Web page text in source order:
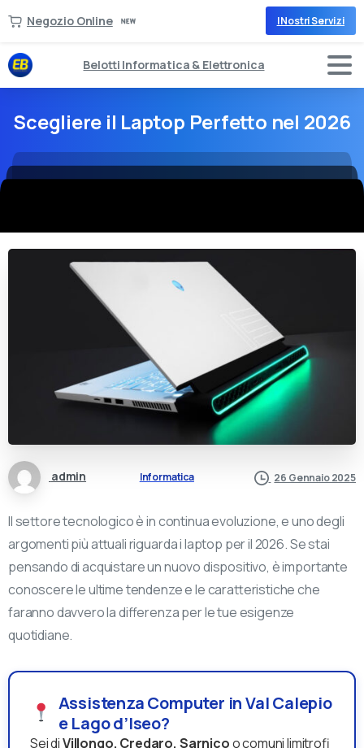
Negozio Online I Nostri Servizi
Belotti Informatica & Elettronica
Scegliere il Laptop Perfetto nel 2026
admin Informatica 26 Gennaio 2025
Il settore tecnologico è in continua evoluzione, e uno degli
argomenti più attuali riguarda i laptop per il 2026. Se stai
pensando di acquistare un nuovo dispositivo, è importante
conoscere le ultime tendenze e le caratteristiche che
faranno davvero la differenza per le tue esigenze
quotidiane.
Assistenza Computer in Val Calepio
e Lago d’Iseo?
Sei diVillongo, Credaro, Sarnicoo comuni limitrofi